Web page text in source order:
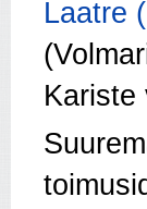
Laatre